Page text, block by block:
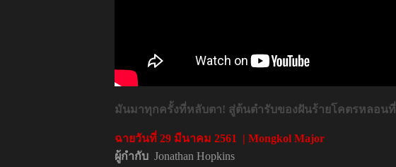
มันมาทุกครั้งที่หลับตา! สู่ต้นตำรับของฝันร้ายโคตรหลอนที่
ฉายวันที่ 29 มีนาคม 2561 | Mongkol Major
ผู้กำกับ Jonathan Hopkins